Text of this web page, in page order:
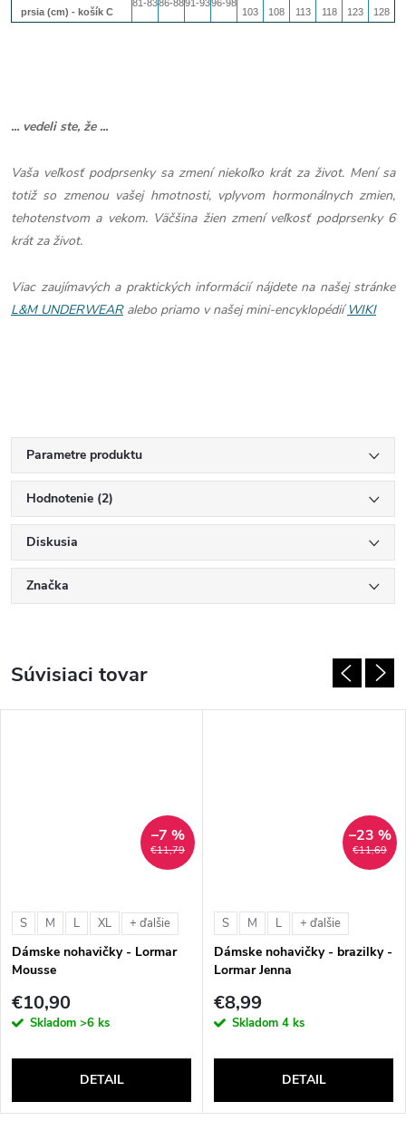
prsia (cm) - košík C
81-8386-8891-9396-98
103
108 113 118 123 128
... vedeli ste, že ...
Vaša veľkosť podprsenky sa zmení niekoľko krát za život. Mení sa
totiž so zmenou vašej hmotnosti, vplyvom hormonálnych zmien,
tehotenstvom a vekom. Väčšina žien zmení veľkosť podprsenky 6
krát za život.
Viac zaujímavých a praktických informácií nájdete na našej stránke
L&M UNDERWEARalebo priamo v našej mini-encyklopédiíWIKI
Parametre produktu
Hodnotenie (2)
Diskusia
Značka
Súvisiaci tovar
€11,79
–7 %
S M L XL + ďalšie
Dámske nohavičky - Lormar
Mousse
€10,90
Skladom >6 ks
DETAIL
€11,69
–23 %
S M L + ďalšie
Dámske nohavičky - brazilky -
Lormar Jenna
€8,99
Skladom 4 ks
DETAIL